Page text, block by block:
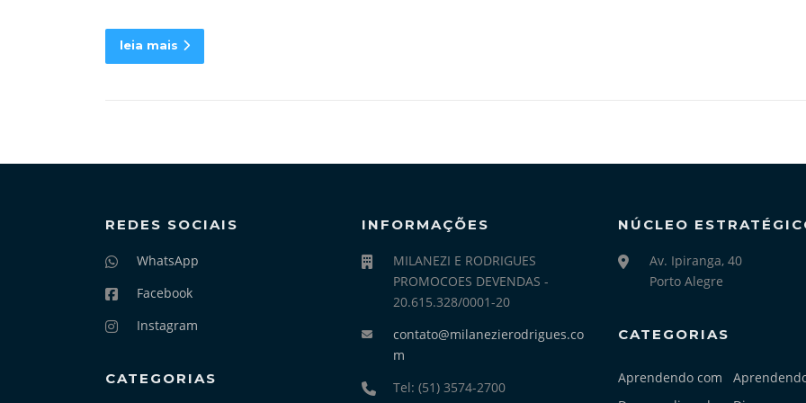
leia mais
REDES SOCIAIS
WhatsApp
Facebook
Instagram
CATEGORIAS
INFORMAÇÕES
MILANEZI E RODRIGUES
PROMOCOES DEVENDAS -
20.615.328/0001-20
contato@milanezierodrigues.co
m
Tel: (51) 3574-2700
NÚCLEO
Av. Ipiranga, 40
Porto Alegre
CATEGORIAS
Aprendendo com